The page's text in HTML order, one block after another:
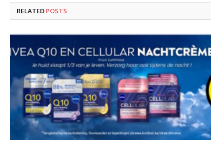
RELATED POSTS